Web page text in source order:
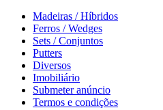
Madeiras / Híbridos
Ferros / Wedges
Sets / Conjuntos
Putters
Diversos
Imobiliário
Submeter anúncio
Termos e condições